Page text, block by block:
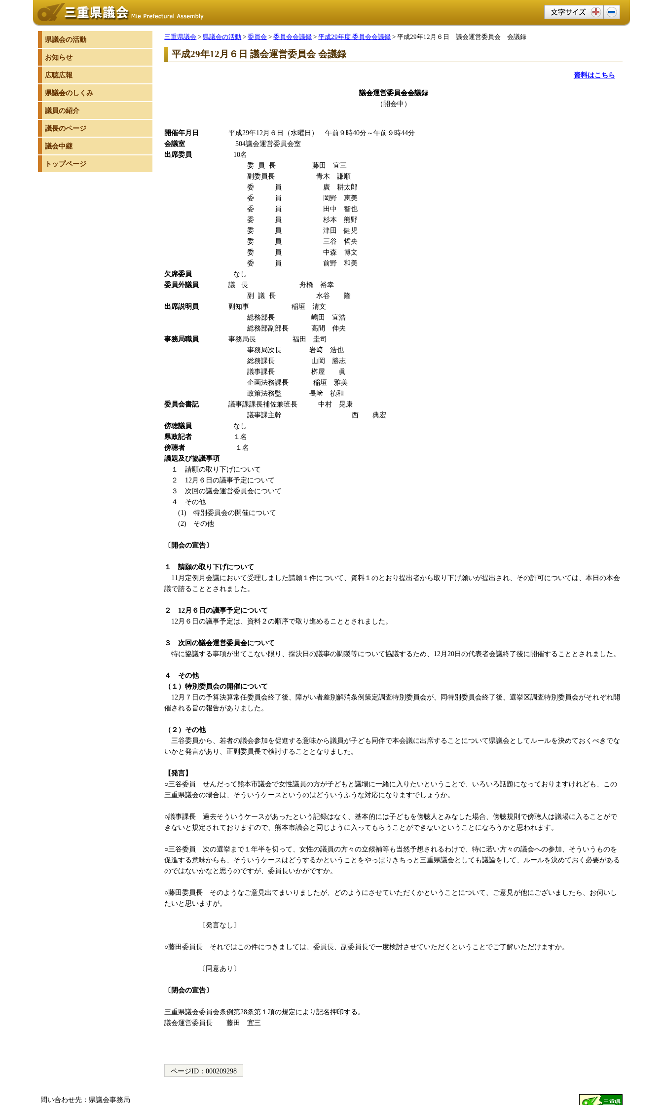
文字サイズ変更
三重県議会 > 県議会の活動 >委員会 >委員会会議録 >平成29年度 委員会会議録 > 平成29年12月６日 議会運営委員会 会議録
平成29年12月６日 議会運営委員会 会議録
資料はこちら
議会運営委員会会議録
（開会中）
開催年月日平成29年12月６日（水曜日） 午前９時40分～午前９時44分
会議室504議会運営委員会室
出席委員 10名
委 員 長 藤田 宜三
副委員長 青木 謙順
委 員 廣 耕太郎
委 員 岡野 恵美
委 員 田中 智也
委 員 杉本 熊野
委 員 津田 健児
委 員 三谷 哲央
委 員 中森 博文
委 員 前野 和美
欠席委員 なし
委員外議員議 長 舟橋 裕幸
副 議 長 水谷 隆
出席説明員副知事 稲垣 清文
総務部長 嶋田 宜浩
総務部副部長 高間 伸夫
事務局職員事務局長 福田 圭司
事務局次長 岩﨑 浩也
総務課長 山岡 勝志
議事課長 桝屋 眞
企画法務課長 稲垣 雅美
政策法務監 長﨑 禎和
委員会書記議事課課長補佐兼班長 中村 晃康
議事課主幹 西 典宏
傍聴議員 なし
県政記者
１名
傍聴者
１名
議題及び協議事項
１ 請願の取り下げについて
２ 12月６日の議事予定について
３ 次回の議会運営委員会について
４ その他
(1) 特別委員会の開催について
(2) その他
〔開会の宣告〕
１ 請願の取り下げについて
11月定例月会議において受理しました請願１件について、資料１のとおり提出者から取り下げ願いが提出され、その許可については、本日の本会
議で諮ることとされました。
２ 12月６日の議事予定について
12月６日の議事予定は、資料２の順序で取り進めることとされました。
３
次回の議会運営委員会について
特に協議する事項が出てこない限り、採決日の議事の調製等について協議するため、12月20日の代表者会議終了後に開催することとされました。
４
その他
（１）特別委員会の開催について
12月７日の予算決算常任委員会終了後、障がい者差別解消条例策定調査特別委員会が、同特別委員会終了後、選挙区調査特別委員会がそれぞれ開
催される旨の報告がありました。
（２）その他
三谷委員から、若者の議会参加を促進する意味から議員が子ども同伴で本会議に出席することについて県議会としてルールを決めておくべきでな
いかと発言があり、正副委員長で検討することとなりました。
【発言】
○三谷委員 せんだって熊本市議会で女性議員の方が子どもと議場に一緒に入りたいということで、いろいろ話題になっておりますけれども、この
三重県議会の場合は、そういうケースというのはどういうふうな対応になりますでしょうか。
○議事課長 過去そういうケースがあったという記録はなく、基本的には子どもを傍聴人とみなした場合、傍聴規則で傍聴人は議場に入ることがで
きないと規定されておりますので、熊本市議会と同じように入ってもらうことができないということになろうかと思われます。
○三谷委員 次の選挙まで１年半を切って、女性の議員の方々の立候補等も当然予想されるわけで、特に若い方々の議会への参加、そういうものを
促進する意味からも、そういうケースはどうするかということをやっぱりきちっと三重県議会としても議論をして、ルールを決めておく必要がある
のではないかなと思うのですが、委員長いかがですか。
○藤田委員長 そのようなご意見出てまいりましたが、どのようにさせていただくかということについて、ご意見が他にございましたら、お伺いし
たいと思いますが。
〔発言なし〕
○藤田委員長 それではこの件につきましては、委員長、副委員長で一度検討させていただくということでご了解いただけますか。
〔同意あり〕
〔閉会の宣告〕
三重県議会委員会条例第28条第１項の規定により記名押印する。
議会運営委員長 藤田 宜三
ページID：000209298
県議会の活動
お知らせ
広聴広報
県議会のしくみ
議員の紹介
議長のページ
議会中継
トップページ
問い合わせ先：県議会事務局